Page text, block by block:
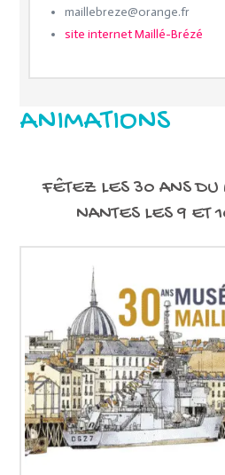
maillebreze@orange.fr
site internet Maillé-Brézé
ANIMATIONS
FÊTEZ LES 30 ANS DU
NANTES LES 9 ET